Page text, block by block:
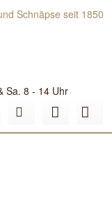
Sa. 8 - 14 Uhr